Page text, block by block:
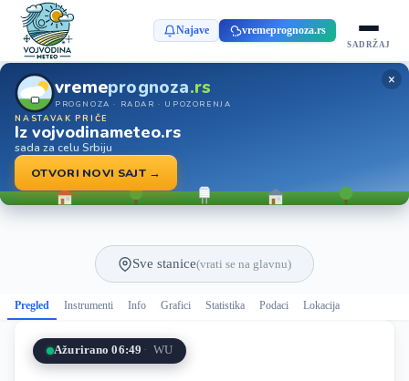
Najave vremeprognoza.rs
SADRŽAJ
vremeprognoza.rs
PROGNOZA · RADAR · UPOZORENJA
NASTAVAK PRIČE
Iz vojvodinameteo.rs
sada za celu Srbiju
OTVORI NOVI SAJT →
×
Sve stanice(vrati se na glavnu)
Pregled Instrumenti Info Grafici Statistika Podaci Lokacija
Ažurirano 06:49 WU